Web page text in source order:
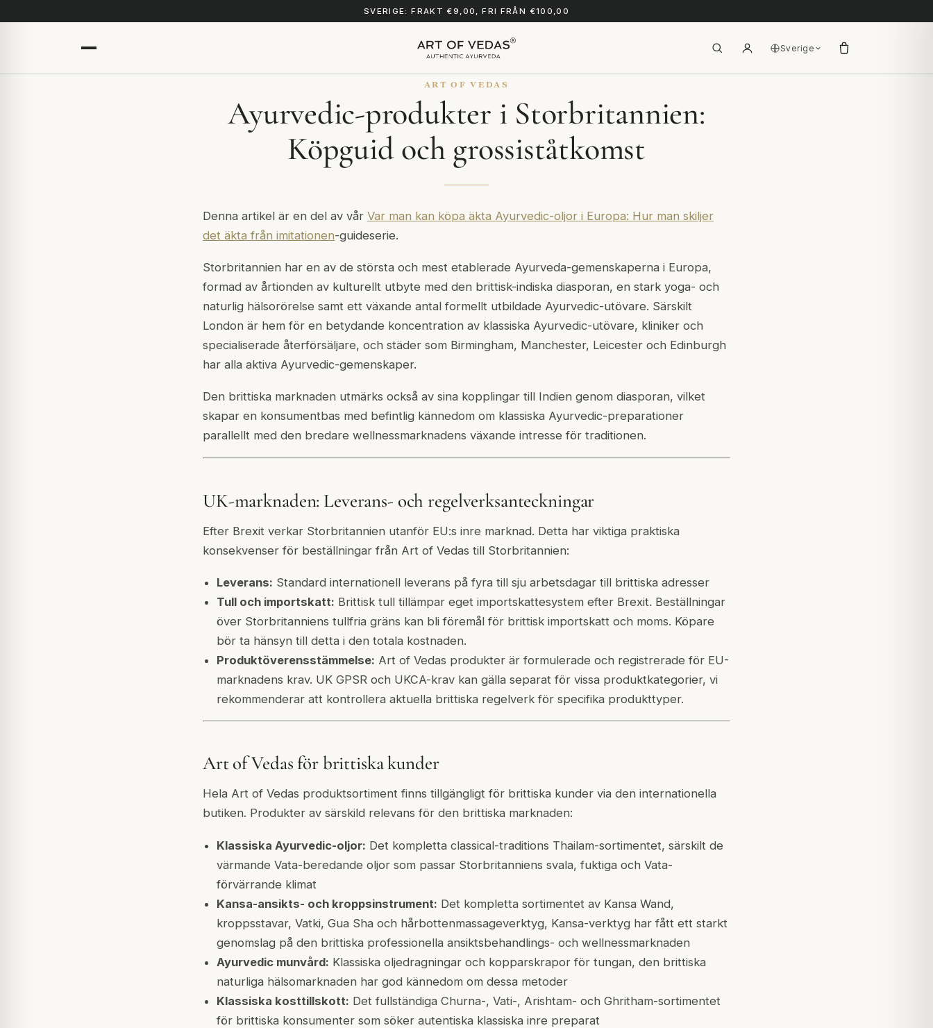
SVERIGE: FRAKT €9,00, FRI FRÅN €100,00
Sverige
ART OF VEDAS
Ayurvedic-produkter i Storbritannien:
Köpguid och grossiståtkomst
Denna artikel är en del av vår Var man kan köpa äkta Ayurvedic-oljor i Europa: Hur man skiljer
det äkta från imitationen-guideserie.
Storbritannien har en av de största och mest etablerade Ayurveda-gemenskaperna i Europa,
formad av årtionden av kulturellt utbyte med den brittisk-indiska diasporan, en stark yoga- och
naturlig hälsorörelse samt ett växande antal formellt utbildade Ayurvedic-utövare. Särskilt
London är hem för en betydande koncentration av klassiska Ayurvedic-utövare, kliniker och
specialiserade återförsäljare, och städer som Birmingham, Manchester, Leicester och Edinburgh
har alla aktiva Ayurvedic-gemenskaper.
Den brittiska marknaden utmärks också av sina kopplingar till Indien genom diasporan, vilket
skapar en konsumentbas med befintlig kännedom om klassiska Ayurvedic-preparationer
parallellt med den bredare wellnessmarknadens växande intresse för traditionen.
UK-marknaden: Leverans- och regelverksanteckningar
Efter Brexit verkar Storbritannien utanför EU:s inre marknad. Detta har viktiga praktiska
konsekvenser för beställningar från Art of Vedas till Storbritannien:
Leverans: Standard internationell leverans på fyra till sju arbetsdagar till brittiska adresser
Tull och importskatt: Brittisk tull tillämpar eget importskattesystem efter Brexit. Beställningar
över Storbritanniens tullfria gräns kan bli föremål för brittisk importskatt och moms. Köpare
bör ta hänsyn till detta i den totala kostnaden.
Produktöverensstämmelse: Art of Vedas produkter är formulerade och registrerade för EU-
marknadens krav. UK GPSR och UKCA-krav kan gälla separat för vissa produktkategorier, vi
rekommenderar att kontrollera aktuella brittiska regelverk för specifika produkttyper.
Art of Vedas för brittiska kunder
Hela Art of Vedas produktsortiment finns tillgängligt för brittiska kunder via den internationella
butiken. Produkter av särskild relevans för den brittiska marknaden:
Klassiska Ayurvedic-oljor: Det kompletta classical-traditions Thailam-sortimentet, särskilt de
värmande Vata-beredande oljor som passar Storbritanniens svala, fuktiga och Vata-
förvärrande klimat
Kansa-ansikts- och kroppsinstrument: Det kompletta sortimentet av Kansa Wand,
kroppsstavar, Vatki, Gua Sha och hårbottenmassageverktyg, Kansa-verktyg har fått ett starkt
genomslag på den brittiska professionella ansiktsbehandlings- och wellnessmarknaden
Ayurvedic munvård: Klassiska oljedragningar och kopparskrapor för tungan, den brittiska
naturliga hälsomarknaden har god kännedom om dessa metoder
Klassiska kosttillskott: Det fullständiga Churna-, Vati-, Arishtam- och Ghritham-sortimentet
för brittiska konsumenter som söker autentiska klassiska inre preparat